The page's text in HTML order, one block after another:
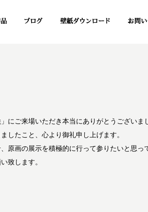
にご来場いただき本当にありがとうございま
したこと、心より御礼申し上げます。
原画の展示を積極的に行って参りたいと思っ
致します。